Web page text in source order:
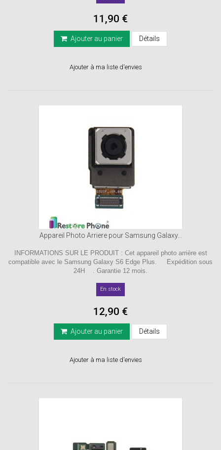
11,90 €
Ajouter au panier Détails
Ajouter à ma liste d'envies
Appareil Photo Arriere pour Samsung Galaxy...
INFORMATIONS SUR LE PRODUIT : Cet appareil photo arrière est
compatible avec le Samsung Galaxy S6 Edge Plus. Expédition sous
24H . Garantie 12 mois.
En stock
12,90 €
Ajouter au panier Détails
Ajouter à ma liste d'envies